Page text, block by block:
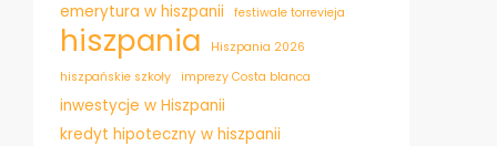
emerytura w hiszpanii festiwale torrevieja
hiszpania
Hiszpania 2026
hiszpańskie szkoły imprezy Costa blanca
inwestycje w Hiszpanii
kredyt hipoteczny w hiszpanii